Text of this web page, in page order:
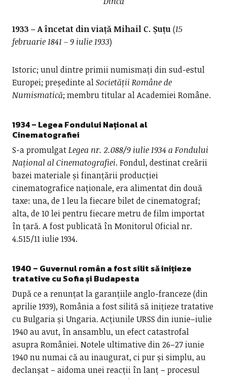
1933 – A încetat din viață Mihail C. Șuțu(15
februarie 1841 – 9 iulie 1933)
Istoric; unul dintre primii numismați din sud-estul
Europei; președinte alSocietății Române de
Numismatică; membru titular al Academiei Române.
1934 – Legea Fondului Național al
Cinematografiei
S-a promulgatLegea nr. 2.088/9 iulie 1934 a Fondului
Național al Cinematografiei. Fondul, destinat creării
bazei materiale și finanțării producției
cinematografice naționale, era alimentat din două
taxe: una, de 1 leu la fiecare bilet de cinematograf;
alta, de 10 lei pentru fiecare metru de film importat
în țară. A fost publicată în Monitorul Oficial nr.
4.515/11 iulie 1934.
1940 – Guvernul român a fost silit să inițieze
tratative cu Sofia și Budapesta
După ce a renunțat la garanțiile anglo-franceze (din
aprilie 1939), România a fost silită să inițieze tratative
cu Bulgaria și Ungaria. Acțiunile URSS din iunie–iulie
1940 au avut, în ansamblu, un efect catastrofal
asupra României. Notele ultimative din 26–27 iunie
1940 nu numai că au inaugurat, ci pur și simplu, au
declanșat – aidoma unei reacții în lanț – procesul